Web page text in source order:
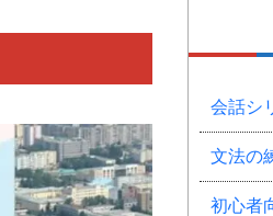
会話シ
文法の
初心者